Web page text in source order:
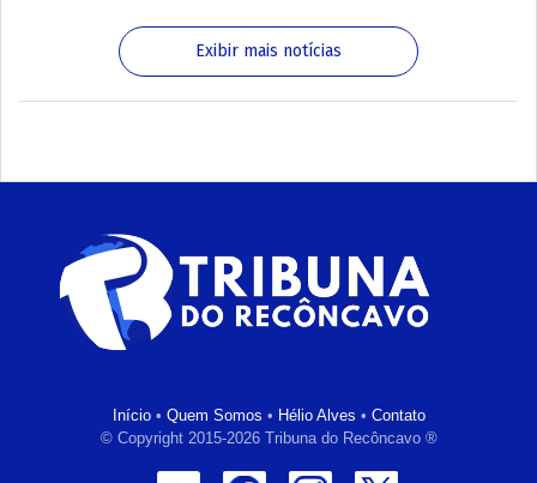
Exibir mais notícias
Início• Quem Somos • Hélio Alves • Contato
© Copyright 2015-2026 Tribuna do Recôncavo ®